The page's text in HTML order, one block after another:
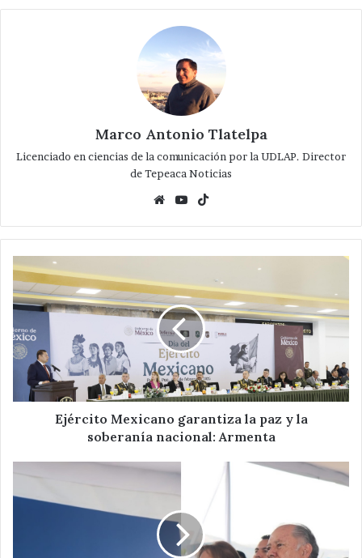
Marco Antonio Tlatelpa
Licenciado en ciencias de la comunicación por la UDLAP. Director
de Tepeaca Noticias
WebsiteYouTube
Ejército
Mexicano
garantiza
la
paz
y
soberanía
nacional:
ArmentaEjército Mexicano garantiza la paz y la
soberanía nacional: Armenta
Romero